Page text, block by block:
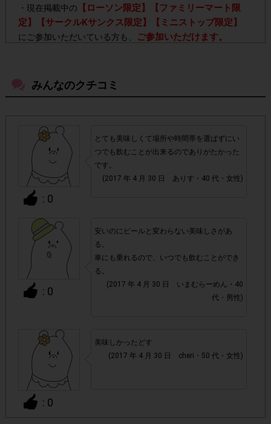
・現在掲載中の
【ローソン限定】【ファミリーマート限
定】【サークルKサンクス限定】【ミニストップ限定】
にご参加いただいている方も、 ご参加いただけます。
500ml」、その他シリーズ
ント対象外となりますのでご注意ください。
・ご購入本数は
いた場合はポイント付与対象外となります。
・20歳以上の成人の方が対象です。
ださい。
・参加(申し込み)を回答前にしていただければ、募集人数が
上限に達しても、掲載期間内のアンケート回答が可能です。
・悪質な投稿があった場合、 アカウントを停止 させていた
だくこともあります。
・スマートフォン、携帯電話、タブレットPCにつきまし
みんなのクチコミ
: 0
とても美味しくて場所や時間帯を選ばずにい
つでも飲むことが出来るのでありがたかった
です。
(2017 年 4 月 30 日 ありす・40 代・女性)
: 0
安いのにビールと変わらない美味しさがあ
る。
車にも乗れるので、いつでも飲むことができ
る。
(2017 年 4 月 30 日 いまむらーめん・40
代・男性)
: 0
美味しかったどす
(2017 年 4 月 30 日 cheri・50 代・女性)